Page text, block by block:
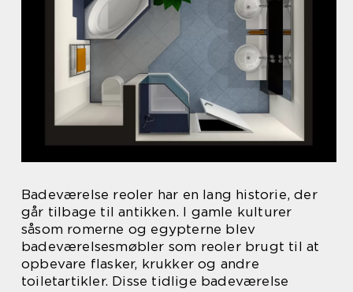
Badeværelse reoler har en lang historie, der
går tilbage til antikken. I gamle kulturer
såsom romerne og egypterne blev
badeværelsesmøbler som reoler brugt til at
opbevare flasker, krukker og andre
toiletartikler. Disse tidlige badeværelse